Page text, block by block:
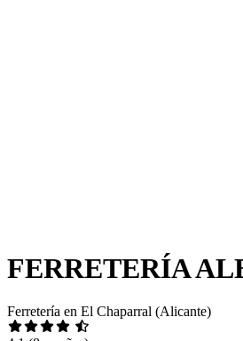
FERRETERÍA
Ferretería en El Chaparral (Alicante)